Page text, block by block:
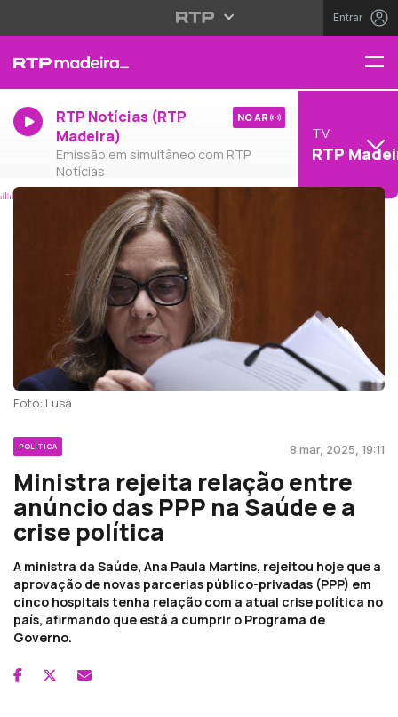
Entrar
RTP Notícias (RTP
Madeira)
Emissão em simultâneo com RTP
Notícias
NO AR
TV
RTP
Foto: Lusa
POLÍTICA 8 mar, 2025, 19:11
Ministra rejeita relação entre
anúncio das PPP na Saúde e a
crise política
A ministra da Saúde, Ana Paula Martins, rejeitou hoje que a
aprovação de novas parcerias público-privadas (PPP) em
cinco hospitais tenha relação com a atual crise política no
país, afirmando que está a cumprir o Programa de
Governo.